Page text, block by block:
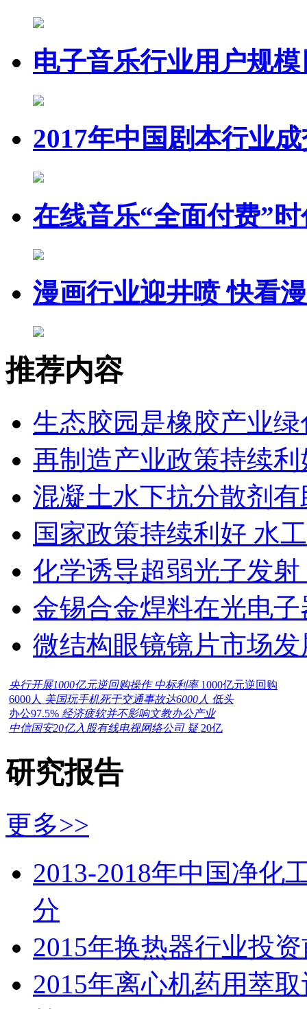
电子音乐行业用户规
2017年中国剧本行业
在线音乐“全面付费”
漫画行业迎井喷 快看
推荐内容
生态胶园是橡胶产业
再制造产业政策持续
混凝土水下抗分散剂
国家政策持续利好 水
化学诱导超弱光子发
金锡合金焊料在光电
微结构眼镜镜片市场
央行开展1000亿元逆回购操作 中标利率 1000亿元逆回购
6000人 美国玩手机死于交通事故达6000人 低头
办公97.5% 经济疲软并不影响文教办公产业
中信国安20亿入股有线电视网络公司 疑 20亿
研究报告
更多>>
2013-2018年中国净化
分
2015年换热器行业投
2015年离心机药用萃